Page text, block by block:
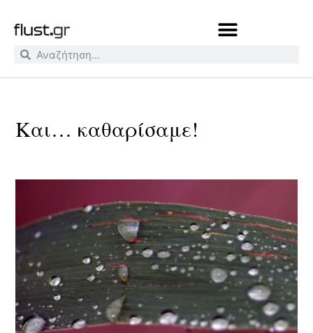
Και… καθαρίσαμε!